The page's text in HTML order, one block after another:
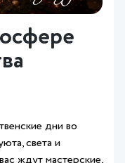
дни во
света и
ждут мастерские,